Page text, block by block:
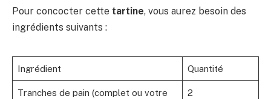
Pour concocter cette tartine, vous aurez besoin des
ingrédients suivants :
Ingrédient Quantité
Tranches de pain (complet ou votre
2